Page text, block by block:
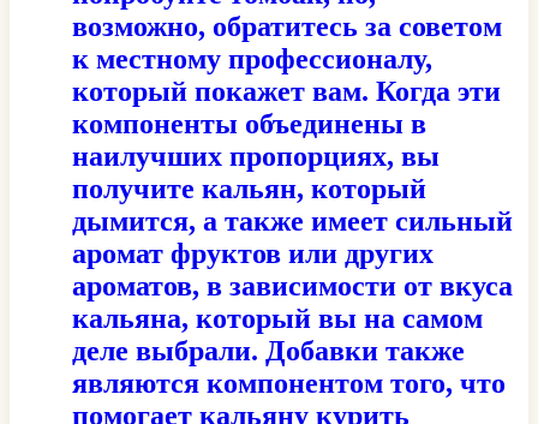
возможно, обратитесь за советом
к местному профессионалу,
который покажет вам. Когда эти
компоненты объединены в
наилучших пропорциях, вы
получите кальян, который
дымится, а также имеет сильный
аромат фруктов или других
ароматов, в зависимости от вкуса
кальяна, который вы на самом
деле выбрали. Добавки также
являются компонентом того, что
помогает кальяну курить